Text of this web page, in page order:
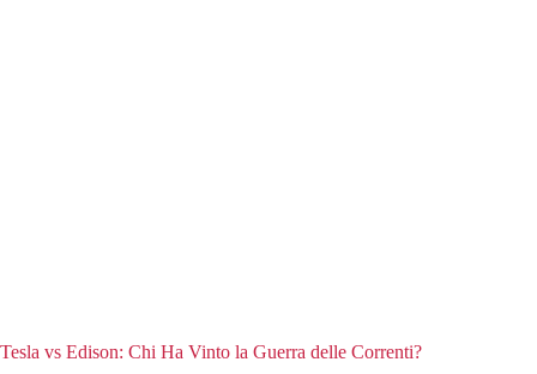
Tesla vs Edison: Chi Ha Vinto la Guerra delle Correnti?